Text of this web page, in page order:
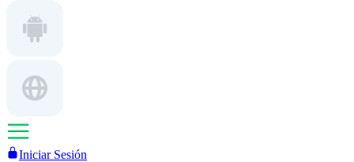
Iniciar Sesión